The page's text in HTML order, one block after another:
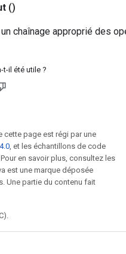
()
chaînage approprié des
t-il été utile ?
cette page est régi par une
, et les échantillons de code
Pour en savoir plus, consultez les
est une marque déposée
Une partie du contenu fait